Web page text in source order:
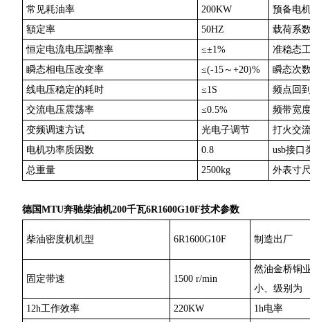
常见耗油率
200KW
预备电
額定率
50HZ
载荷系
恒定电流电压調整率
≤±1%
准稳态
瞬态相电压改变率
≤(-15～+20)%
瞬态次
线电压稳定的耗时
≤1S
频点回
交流电压震荡率
≤0.5%
频带宽
变频调速方试
光电子调节
打火交
电机功率质因数
0.8
usb接口
总重量
2500kg 外表寸
德国MTU奔驰柴油机200千瓦6R1600G10F技术参数
柴油密度机机型 6R1600G10F 制造出厂
固定带速 1500 r/min
然油金桥铜
小、级别为
12h工作效率
220KW
1h电率